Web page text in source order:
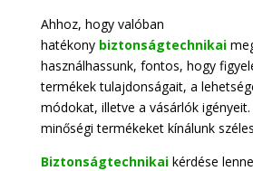
Ahhoz, hogy valóban
hatékonybiztonságtechnikai
használhassunk, fontos, hogy
termékek tulajdonságait, a
módokat, illetve a vásárlók
minőségi termékeket kínálunk
Biztonságtechnikai kérdése